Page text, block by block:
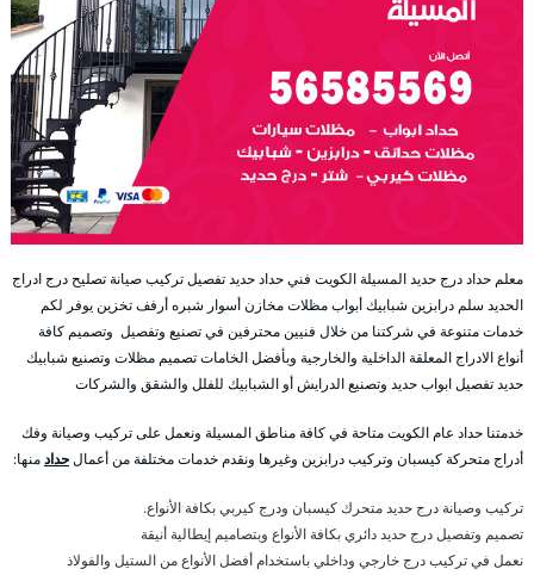
معلم حداد درج حديد المسيلة الكويت فني حداد حديد تفصيل تركيب صيانة تصليح درج ادراج
الحديد سلم درابزين شبابيك أبواب مظلات مخازن أسوار شبره أرفف تخزين يوفر لكم
خدمات متنوعة في شركتنا من خلال فنيين محترفين في تصنيع وتفصيل وتصميم كافة
أنواع الادراج المعلقة الداخلية والخارجية وبأفضل الخامات تصميم مظلات وتصنيع شبابيك
حديد تفصيل ابواب حديد وتصنيع الدرايش أو الشبابيك للفلل والشقق والشركات
خدمتنا حداد عام الكويت متاحة في كافة مناطق المسيلة ونعمل على تركيب وصيانة وفك
أدراج متحركة كيسبان وتركيب درابزين وغيرها ونقدم خدمات مختلفة من أعمالحدادمنها:
تركيب وصيانة درج حديد متحرك كيسبان ودرج كيربي بكافة الأنواع.
تصميم وتفصيل درج حديد دائري بكافة الأنواع وبتصاميم إيطالية أنيقة
نعمل في تركيب درج خارجي وداخلي باستخدام أفضل الأنواع من الستيل والفولاذ